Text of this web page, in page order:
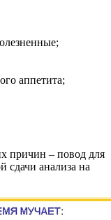
аппетита;
причин – повод для
сдачи анализа на